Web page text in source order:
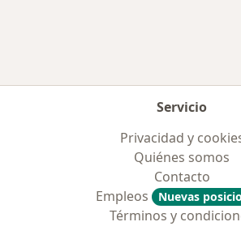
Servicio
Privacidad y
Quiénes somos
Contacto
Empleos
Nuevas
Términos y